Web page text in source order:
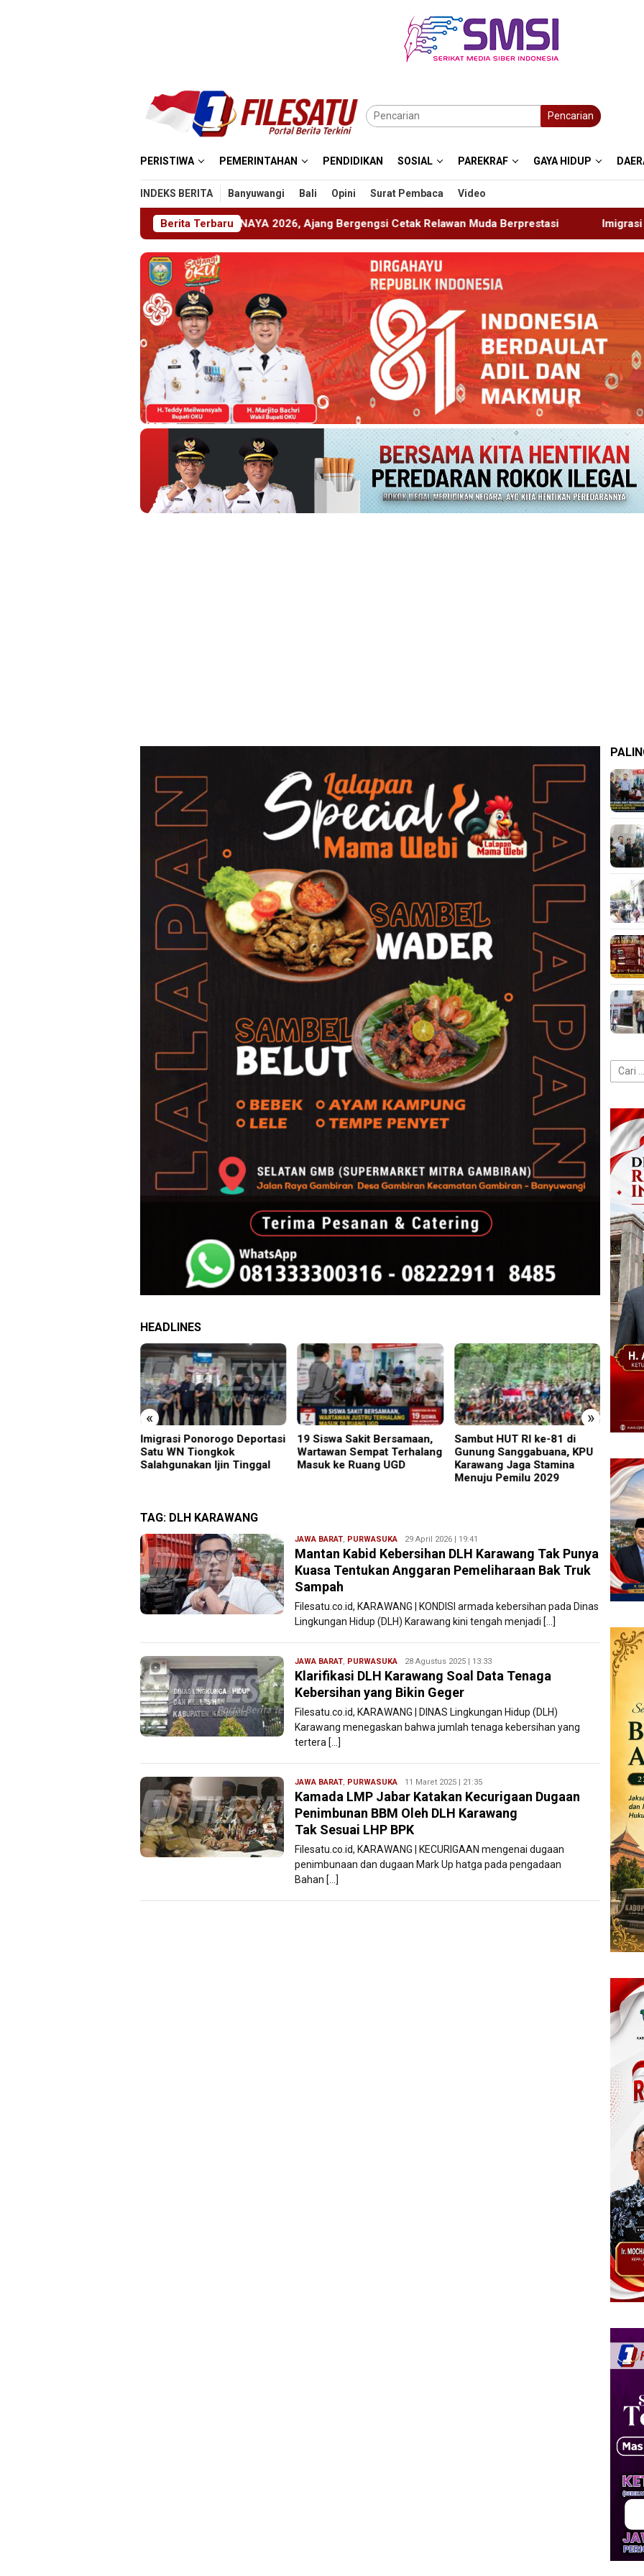
Pencarian
PERISTIWA PEMERINTAHAN PENDIDIKAN SOSIAL PAREKRAF GAYA HIDUP
INDEKS BERITA Banyuwangi Bali Opini Surat Pembaca Video
Berita Terbaru
Gelar ABHINAYA 2026, Ajang Bergengsi Cetak Relawan Muda Berprestasi Imigrasi Ponorogo Deportasi Satu
HEADLINES
« »
Imigrasi Ponorogo Deportasi
Satu WN Tiongkok
Salahgunakan Ijin Tinggal
19 Siswa Sakit Bersamaan,
Wartawan Sempat Terhalang
Masuk ke Ruang UGD
Sambut HUT RI ke-81 di
Gunung Sanggabuana, KPU
Karawang Jaga Stamina
Menuju Pemilu 2029
TAG: DLH KARAWANG
JAWA BARAT, PURWASUKA Ryan
Karawang
29 April 2026 | 19:41
Mantan Kabid Kebersihan DLH Karawang Tak Punya
Kuasa Tentukan Anggaran Pemeliharaan Bak Truk
Sampah
Filesatu.co.id, KARAWANG | KONDISI armada kebersihan pada Dinas
Lingkungan Hidup (DLH) Karawang kini tengah menjadi […]
JAWA BARAT, PURWASUKA Ryan
Karawang
28 Agustus 2025 | 13:33
Klarifikasi DLH Karawang Soal Data Tenaga
Kebersihan yang Bikin Geger
Filesatu.co.id, KARAWANG | DINAS Lingkungan Hidup (DLH)
Karawang menegaskan bahwa jumlah tenaga kebersihan yang
tertera […]
JAWA BARAT, PURWASUKA Ryan
Karawang
11 Maret 2025 | 21:35
Kamada LMP Jabar Katakan Kecurigaan Dugaan
Penimbunan BBM Oleh DLH Karawang
Tak Sesuai LHP BPK
Filesatu.co.id, KARAWANG | KECURIGAAN mengenai dugaan
penimbunaan dan dugaan Mark Up hatga pada pengadaan
Bahan […]
Cari
untuk: